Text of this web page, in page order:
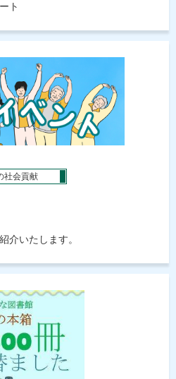
ト
社会貢献
介いたします。